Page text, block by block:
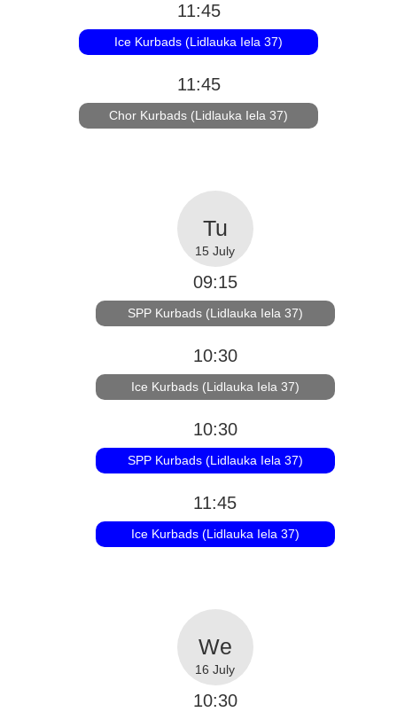
11:45
Ice Kurbads (Lidlauka Iela 37)
11:45
Chor Kurbads (Lidlauka Iela 37)
15 July
09:15
SPP Kurbads (Lidlauka Iela 37)
10:30
Ice Kurbads (Lidlauka Iela 37)
10:30
SPP Kurbads (Lidlauka Iela 37)
11:45
Ice Kurbads (Lidlauka Iela 37)
16 July
10:30